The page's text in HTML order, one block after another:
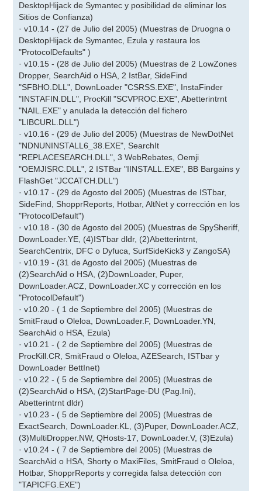
DesktopHijack de Symantec y posibilidad de eliminar los
Sitios de Confianza)
· v10.14 - (27 de Julio del 2005) (Muestras de Druogna o
DesktopHijack de Symantec, Ezula y restaura los
"ProtocolDefaults" )
· v10.15 - (28 de Julio del 2005) (Muestras de 2 LowZones
Dropper, SearchAid o HSA, 2 IstBar, SideFind
"SFBHO.DLL", DownLoader "CSRSS.EXE", InstaFinder
"INSTAFIN.DLL", ProcKill "SCVPROC.EXE", Abetterintrnt
"NAIL.EXE" y anulada la detección del fichero
"LIBCURL.DLL")
· v10.16 - (29 de Julio del 2005) (Muestras de NewDotNet
"NDNUNINSTALL6_38.EXE", SearchIt
"REPLACESEARCH.DLL", 3 WebRebates, Oemji
"OEMJISRC.DLL", 2 ISTBar "IINSTALL.EXE", BB Bargains y
FlashGet "JCCATCH.DLL")
· v10.17 - (29 de Agosto del 2005) (Muestras de ISTbar,
SideFind, ShopprReports, Hotbar, AltNet y corrección en los
"ProtocolDefault")
· v10.18 - (30 de Agosto del 2005) (Muestras de SpySheriff,
DownLoader.YE, (4)ISTbar dldr, (2)Abetterintrnt,
SearchCentrix, DFC o Dyfuca, SurfSideKick3 y ZangoSA)
· v10.19 - (31 de Agosto del 2005) (Muestras de
(2)SearchAid o HSA, (2)DownLoader, Puper,
DownLoader.ACZ, DownLoader.XC y corrección en los
"ProtocolDefault")
· v10.20 - ( 1 de Septiembre del 2005) (Muestras de
SmitFraud o Oleloa, DownLoader.F, DownLoader.YN,
SearchAid o HSA, Ezula)
· v10.21 - ( 2 de Septiembre del 2005) (Muestras de
ProcKill.CR, SmitFraud o Oleloa, AZESearch, ISTbar y
DownLoader BettInet)
· v10.22 - ( 5 de Septiembre del 2005) (Muestras de
(2)SearchAid o HSA, (2)StartPage-DU (Pag.Ini),
Abetterintrnt dldr)
· v10.23 - ( 5 de Septiembre del 2005) (Muestras de
ExactSearch, DownLoader.KL, (3)Puper, DownLoader.ACZ,
(3)MultiDropper.NW, QHosts-17, DownLoader.V, (3)Ezula)
· v10.24 - ( 7 de Septiembre del 2005) (Muestras de
SearchAid o HSA, Shorty o MaxiFiles, SmitFraud o Oleloa,
Hotbar, ShopprReports y corregida falsa detección con
"TAPICFG.EXE")